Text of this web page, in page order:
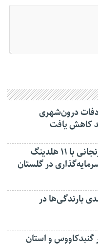
درون‌شهری
استاندار: بابک زنجانی با ۱۱ هلدینگ
در گلستان
۵۳ درصدی بارندگی‌ها در
و استان